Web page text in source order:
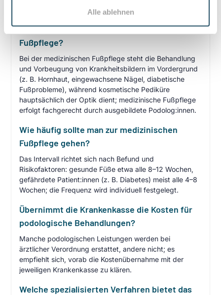
Alle ablehnen
Was ist der Unterschied zwischen
kosmetischer Pediküre und medizinischer
Fußpflege?
Bei der medizinischen Fußpflege steht die Behandlung
und Vorbeugung von Krankheitsbildern im Vordergrund
(z. B. Hornhaut, eingewachsene Nägel, diabetische
Fußprobleme), während kosmetische Pediküre
hauptsächlich der Optik dient; medizinische Fußpflege
erfolgt fachgerecht durch ausgebildete Podolog:innen.
Wie häufig sollte man zur medizinischen
Fußpflege gehen?
Das Intervall richtet sich nach Befund und
Risikofaktoren: gesunde Füße etwa alle 8–12 Wochen,
gefährdete Patient:innen (z. B. Diabetes) meist alle 4–8
Wochen; die Frequenz wird individuell festgelegt.
Übernimmt die Krankenkasse die Kosten für
podologische Behandlungen?
Manche podologischen Leistungen werden bei
ärztlicher Verordnung erstattet, andere nicht; es
empfiehlt sich, vorab die Kostenübernahme mit der
jeweiligen Krankenkasse zu klären.
Welche spezialisierten Verfahren bietet das